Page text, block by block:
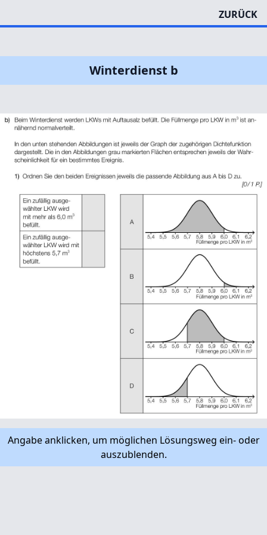
ZURÜCK
Winterdienst b
Angabe anklicken, um möglichen Lösungsweg ein- oder
auszublenden.